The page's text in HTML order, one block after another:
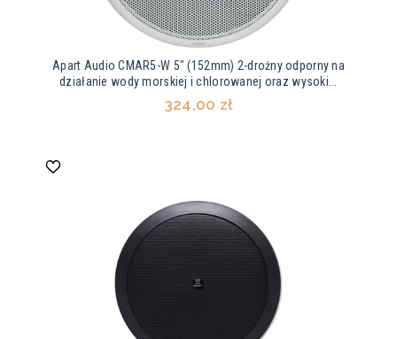
Apart Audio CMAR5-W 5" (152mm) 2-drożny odporny na
działanie wody morskiej i chlorowanej oraz wysoki...
324,00 zł